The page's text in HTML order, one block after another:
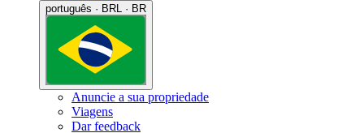
português · BRL · BR
Anuncie a sua propriedade
Viagens
Dar feedback